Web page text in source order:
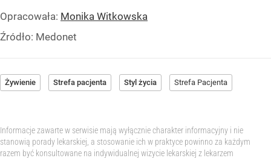
Opracowała: Monika Witkowska
Źródło: Medonet
Żywienie Strefa pacjenta Styl życia Strefa Pacjenta
Informacje zawarte w serwisie mają wyłącznie charakter informacyjny i nie
stanowią porady lekarskiej, a stosowanie ich w praktyce powinno za każdym
razem być konsultowane na indywidualnej wizycie lekarskiej z lekarzem